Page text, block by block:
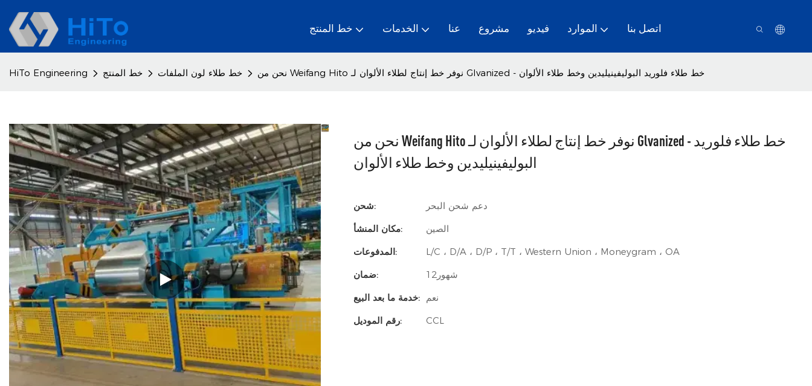
خط المنتج الخدمات عنا مشروع فيديو الموارد اتصل بنا
HiTo Engineering خط المنتج خط طلاء لون الملفات نحن من Weifang Hito نوفر خط إنتاج لطلاء الألوان لـ Glvanized - خط طلاء فلوريد البوليفينيليدين وخط طلاء الألوان
نحن من Weifang Hito نوفر خط إنتاج لطلاء الألوان لـ Glvanized - خط طلاء فلوريد
البوليفينيليدين وخط طلاء الألوان
شحن:
دعم شحن البحر
مكان المنشأ:
الصين
المدفوعات:
L/C ، D/A ، D/P ، T/T ، Western Union ، Moneygram ، OA
ضمان:
شهور12
خدمة ما بعد البيع:
نعم
رقم الموديل:
CCL